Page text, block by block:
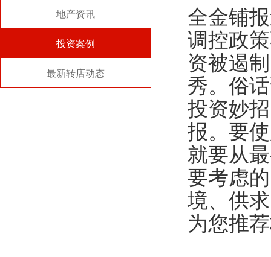
地产资讯
投资案例
最新转店动态
全金铺
调控政
资被遏
秀。俗
投资妙
报。要
就要从
要考虑
境、供
为您推